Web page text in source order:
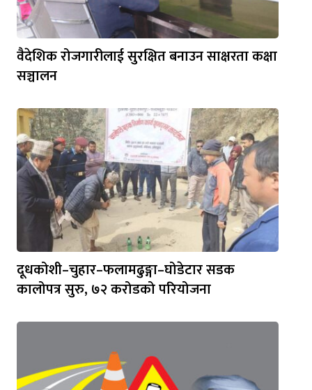
वैदेशिक रोजगारीलाई सुरक्षित बनाउन साक्षरता कक्षा
सञ्चालन
दूधकोशी–चुहार–फलामढुङ्गा–घोडेटार सडक
कालोपत्र सुरु, ७२ करोडको परियोजना